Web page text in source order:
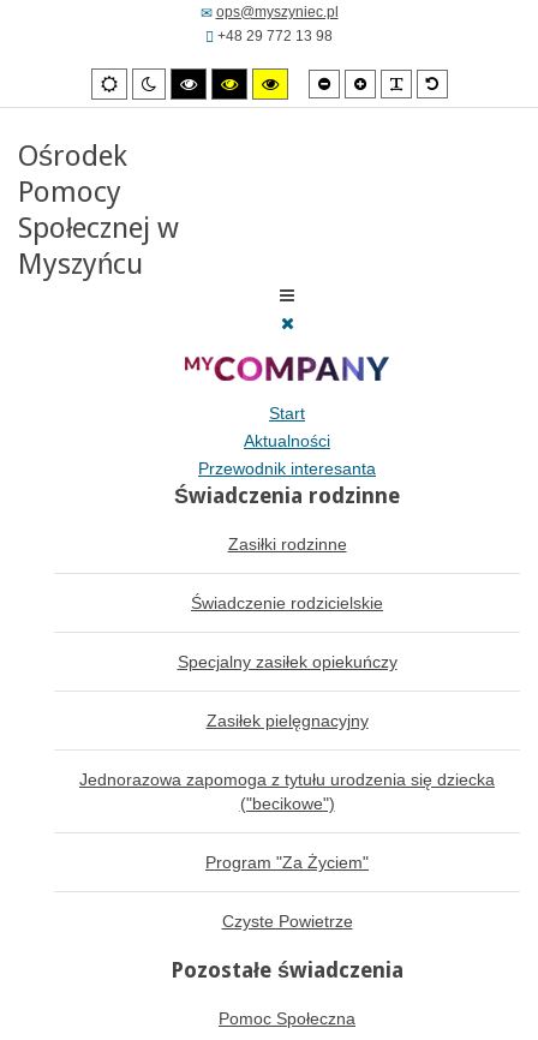
ops@myszyniec.pl
+48 29 772 13 98
Ustawienia
domyslne
Tryb
nocny
Wysoki
kontrast
Wysoki
kontrast
Wysoki
kontrast
Mniejsza
czcionka
Zwiększona
czcionka
Domyślna
czcionka
Ośrodek
Pomocy
Społecznej w
Myszyńcu
Start
Aktualności
Przewodnik interesanta
Świadczenia rodzinne
Zasiłki rodzinne
Świadczenie rodzicielskie
Specjalny zasiłek opiekuńczy
Zasiłek pielęgnacyjny
Jednorazowa zapomoga z tytułu urodzenia się dziecka
("becikowe")
Program "Za Życiem"
Czyste Powietrze
Pozostałe świadczenia
Pomoc Społeczna